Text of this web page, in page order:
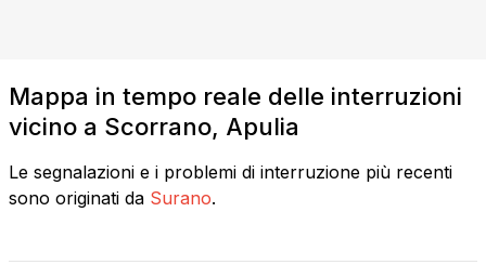
Mappa in tempo reale delle interruzioni
vicino a Scorrano, Apulia
Le segnalazioni e i problemi di interruzione più recenti
sono originati da Surano.